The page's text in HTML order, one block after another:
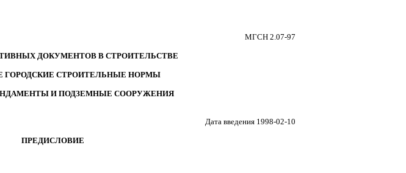
МГСН 2.07-97
ДОКУМЕНТОВ В СТРОИТЕЛЬСТВЕ
ГОРОДСКИЕ СТРОИТЕЛЬНЫЕ НОРМЫ
И ПОДЗЕМНЫЕ СООРУЖЕНИЯ
Дата введения 1998-02-10
ПРЕДИСЛОВИЕ